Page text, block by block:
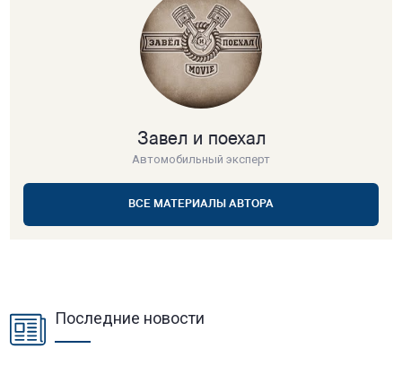
Завел и поехал
Автомобильный эксперт
ВСЕ МАТЕРИАЛЫ АВТОРА
Последние новости